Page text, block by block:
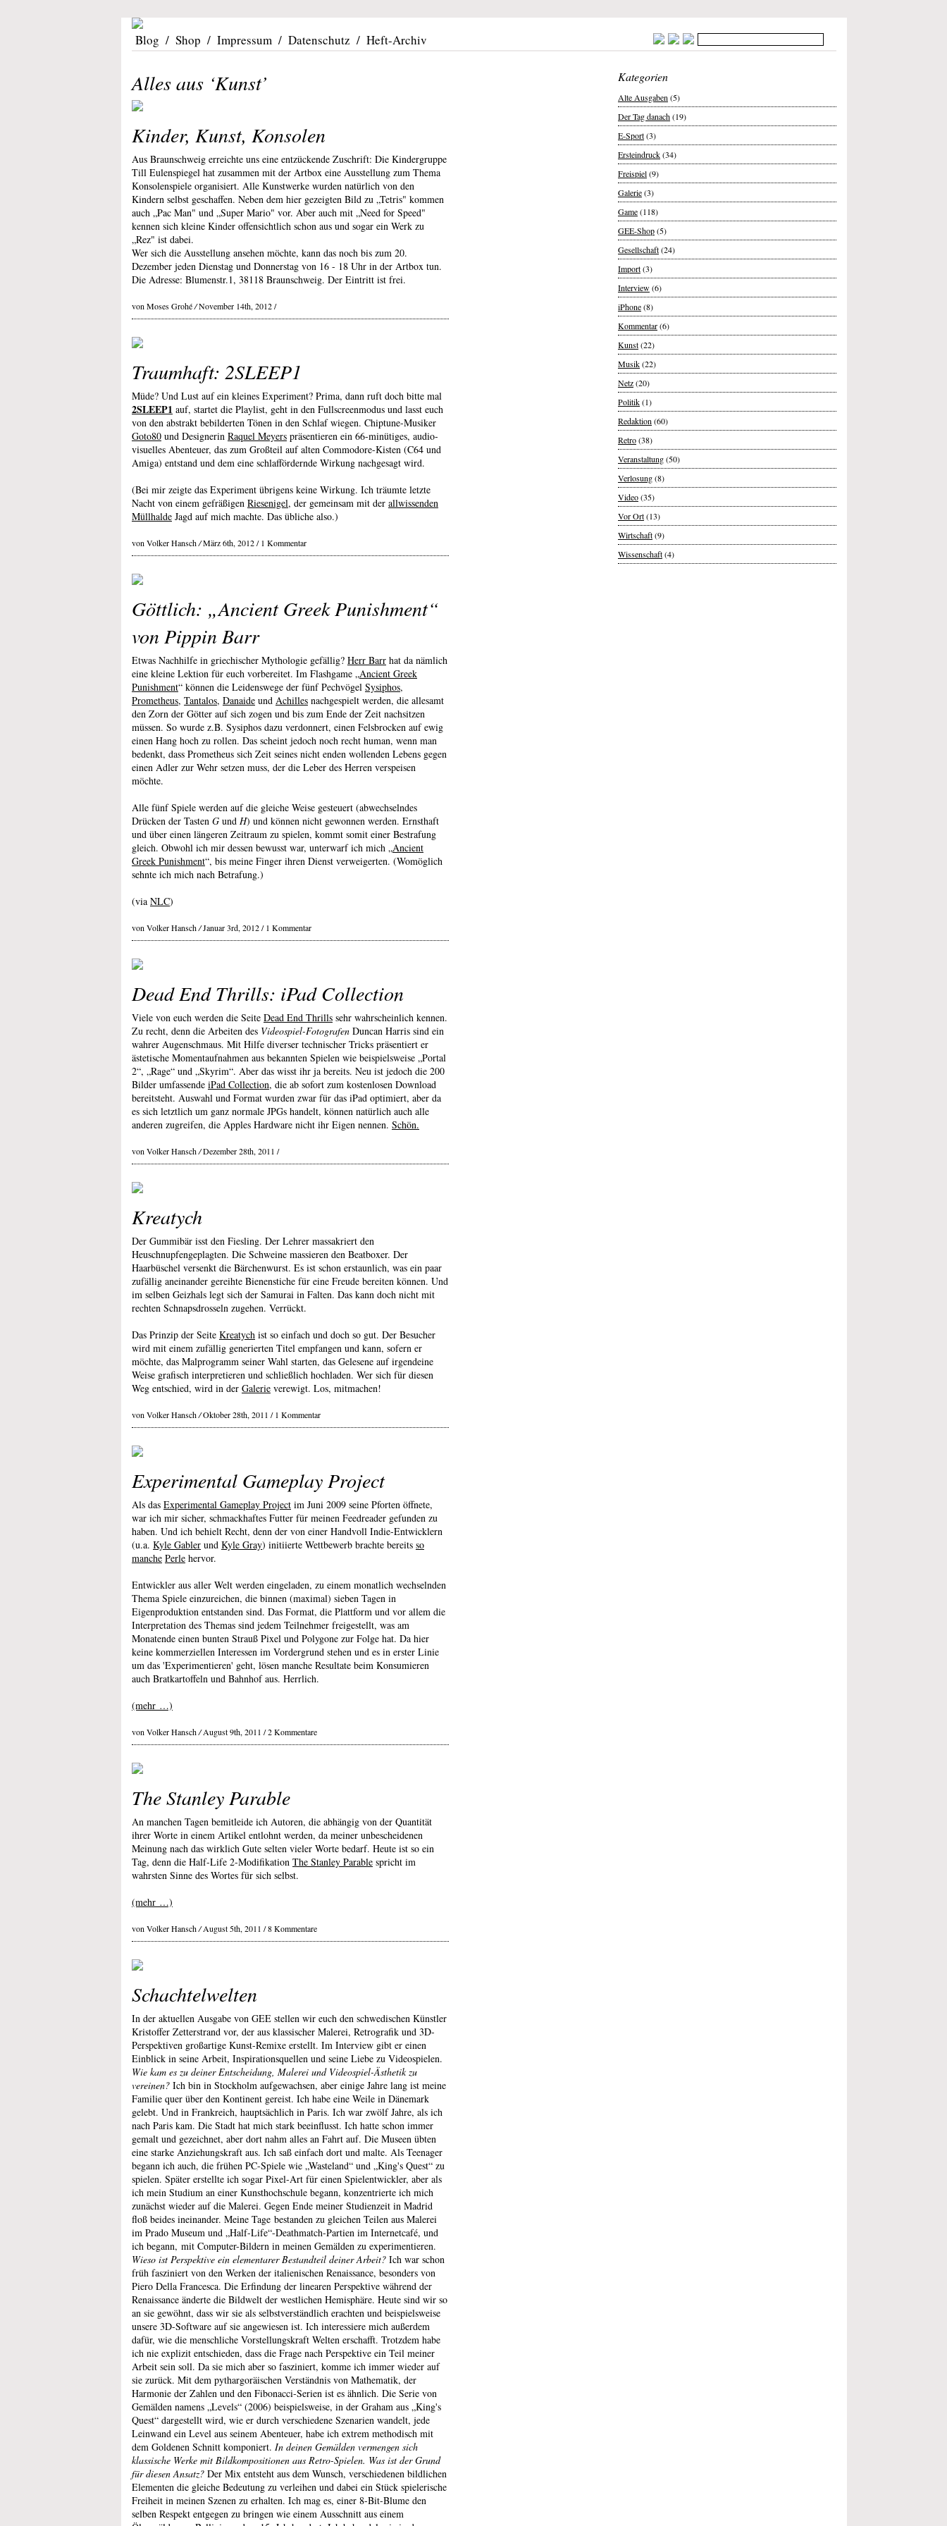
Blog / Shop / Impressum / Datenschutz / Heft-Archiv
Kategorien
Alte Ausgaben (5)
Der Tag danach(19)
E-Sport(3)
Ersteindruck(34)
Freispiel(9)
Galerie(3)
Game(118)
GEE-Shop(5)
Gesellschaft(24)
Import(3)
Interview(6)
iPhone(8)
Kommentar(6)
Kunst(22)
Musik(22)
Netz(20)
Politik(1)
Redaktion (60)
Retro(38)
Veranstaltung(50)
Verlosung(8)
Video(35)
Vor Ort(13)
Wirtschaft(9)
Wissenschaft(4)
Alles aus ‘Kunst’
Kinder, Kunst, Konsolen
Aus Braunschweig erreichte uns eine entzückende Zuschrift: Die Kindergruppe
Till Eulenspiegel hat zusammen mit der Artbox eine Ausstellung zum Thema
Konsolenspiele organisiert. Alle Kunstwerke wurden natürlich von den
Kindern selbst geschaffen. Neben dem hier gezeigten Bild zu „Tetris" kommen
auch „Pac Man" und „Super Mario" vor. Aber auch mit „Need for Speed"
kennen sich kleine Kinder offensichtlich schon aus und sogar ein Werk zu
„Rez" ist dabei.
Wer sich die Ausstellung ansehen möchte, kann das noch bis zum 20.
Dezember jeden Dienstag und Donnerstag von 16 - 18 Uhr in der Artbox tun.
Die Adresse: Blumenstr.1, 38118 Braunschweig. Der Eintritt ist frei.
von Moses Grohé/November 14th, 2012 /
Traumhaft: 2SLEEP1
Müde? Und Lust auf ein kleines Experiment? Prima, dann ruft doch bitte mal
2SLEEP1 auf, startet die Playlist, geht in den Fullscreenmodus und lasst euch
von den abstrakt bebilderten Tönen in den Schlaf wiegen. Chiptune-Musiker
Goto80 und Designerin Raquel Meyers präsentieren ein 66-minütiges, audio-
visuelles Abenteuer, das zum Großteil auf alten Commodore-Kisten (C64 und
Amiga) entstand und dem eine schlaffördernde Wirkung nachgesagt wird.
(Bei mir zeigte das Experiment übrigens keine Wirkung. Ich träumte letzte
Nacht von einem gefräßigen Riesenigel, der gemeinsam mit der allwissenden
Müllhalde Jagd auf mich machte. Das übliche also.)
von Volker Hansch/März 6th, 2012 / 1 Kommentar
Göttlich: „Ancient Greek Punishment“
von Pippin Barr
Etwas Nachhilfe in griechischer Mythologie gefällig? Herr Barr hat da nämlich
eine kleine Lektion für euch vorbereitet. Im Flashgame „Ancient Greek
Punishment“ können die Leidenswege der fünf Pechvögel Sysiphos,
Prometheus, Tantalos, Danaide und Achilles nachgespielt werden, die allesamt
den Zorn der Götter auf sich zogen und bis zum Ende der Zeit nachsitzen
müssen. So wurde z.B. Sysiphos dazu verdonnert, einen Felsbrocken auf ewig
einen Hang hoch zu rollen. Das scheint jedoch noch recht human, wenn man
bedenkt, dass Prometheus sich Zeit seines nicht enden wollenden Lebens gegen
einen Adler zur Wehr setzen muss, der die Leber des Herren verspeisen
möchte.
Alle fünf Spiele werden auf die gleiche Weise gesteuert (abwechselndes
Drücken der Tasten G und H) und können nicht gewonnen werden. Ernsthaft
und über einen längeren Zeitraum zu spielen, kommt somit einer Bestrafung
gleich. Obwohl ich mir dessen bewusst war, unterwarf ich mich „Ancient
Greek Punishment“, bis meine Finger ihren Dienst verweigerten. (Womöglich
sehnte ich mich nach Betrafung.)
(via NLC)
von Volker Hansch/Januar 3rd, 2012 / 1 Kommentar
Dead End Thrills: iPad Collection
Viele von euch werden die Seite Dead End Thrills sehr wahrscheinlich kennen.
Zu recht, denn die Arbeiten des Videospiel-Fotografen Duncan Harris sind ein
wahrer Augenschmaus. Mit Hilfe diverser technischer Tricks präsentiert er
ästetische Momentaufnahmen aus bekannten Spielen wie beispielsweise „Portal
2“, „Rage“ und „Skyrim“. Aber das wisst ihr ja bereits. Neu ist jedoch die 200
Bilder umfassende iPad Collection, die ab sofort zum kostenlosen Download
bereitsteht. Auswahl und Format wurden zwar für das iPad optimiert, aber da
es sich letztlich um ganz normale JPGs handelt, können natürlich auch alle
anderen zugreifen, die Apples Hardware nicht ihr Eigen nennen. Schön.
von Volker Hansch/Dezember 28th, 2011 /
Kreatych
Der Gummibär isst den Fiesling. Der Lehrer massakriert den
Heuschnupfengeplagten. Die Schweine massieren den Beatboxer. Der
Haarbüschel versenkt die Bärchenwurst. Es ist schon erstaunlich, was ein paar
zufällig aneinander gereihte Bienenstiche für eine Freude bereiten können. Und
im selben Geizhals legt sich der Samurai in Falten. Das kann doch nicht mit
rechten Schnapsdrosseln zugehen. Verrückt.
Das Prinzip der Seite Kreatych ist so einfach und doch so gut. Der Besucher
wird mit einem zufällig generierten Titel empfangen und kann, sofern er
möchte, das Malprogramm seiner Wahl starten, das Gelesene auf irgendeine
Weise grafisch interpretieren und schließlich hochladen. Wer sich für diesen
Weg entschied, wird in der Galerie verewigt. Los, mitmachen!
von Volker Hansch/Oktober 28th, 2011 / 1 Kommentar
Experimental Gameplay Project
Als das Experimental Gameplay Project im Juni 2009 seine Pforten öffnete,
war ich mir sicher, schmackhaftes Futter für meinen Feedreader gefunden zu
haben. Und ich behielt Recht, denn der von einer Handvoll Indie-Entwicklern
(u.a. Kyle Gabler und Kyle Gray) initiierte Wettbewerb brachte bereits so
manche Perle hervor.
Entwickler aus aller Welt werden eingeladen, zu einem monatlich wechselnden
Thema Spiele einzureichen, die binnen (maximal) sieben Tagen in
Eigenproduktion entstanden sind. Das Format, die Plattform und vor allem die
Interpretation des Themas sind jedem Teilnehmer freigestellt, was am
Monatende einen bunten Strauß Pixel und Polygone zur Folge hat. Da hier
keine kommerziellen Interessen im Vordergrund stehen und es in erster Linie
um das 'Experimentieren' geht, lösen manche Resultate beim Konsumieren
auch Bratkartoffeln und Bahnhof aus. Herrlich.
(mehr …)
von Volker Hansch/August 9th, 2011 /2 Kommentare
The Stanley Parable
An manchen Tagen bemitleide ich Autoren, die abhängig von der Quantität
ihrer Worte in einem Artikel entlohnt werden, da meiner unbescheidenen
Meinung nach das wirklich Gute selten vieler Worte bedarf. Heute ist so ein
Tag, denn die Half-Life 2-Modifikation The Stanley Parable spricht im
wahrsten Sinne des Wortes für sich selbst.
(mehr …)
von Volker Hansch/August 5th, 2011 /8 Kommentare
Schachtelwelten
In der aktuellen Ausgabe von GEE stellen wir euch den schwedischen Künstler
Kristoffer Zetterstrand vor, der aus klassischer Malerei, Retrografik und 3D-
Perspektiven großartige Kunst-Remixe erstellt. Im Interview gibt er einen
Einblick in seine Arbeit, Inspirationsquellen und seine Liebe zu Videospielen.
Wie kam es zu deiner Entscheidung, Malerei und Videospiel-Ästhetik zu
vereinen? Ich bin in Stockholm aufgewachsen, aber einige Jahre lang ist meine
Familie quer über den Kontinent gereist. Ich habe eine Weile in Dänemark
gelebt. Und in Frankreich, hauptsächlich in Paris. Ich war zwölf Jahre, als ich
nach Paris kam. Die Stadt hat mich stark beeinflusst. Ich hatte schon immer
gemalt und gezeichnet, aber dort nahm alles an Fahrt auf. Die Museen übten
eine starke Anziehungskraft aus. Ich saß einfach dort und malte. Als Teenager
begann ich auch, die frühen PC-Spiele wie „Wasteland“ und „King's Quest“ zu
spielen. Später erstellte ich sogar Pixel-Art für einen Spielentwickler, aber als
ich mein Studium an einer Kunsthochschule begann, konzentrierte ich mich
zunächst wieder auf die Malerei. Gegen Ende meiner Studienzeit in Madrid
floß beides ineinander. Meine Tage bestanden zu gleichen Teilen aus Malerei
im Prado Museum und „Half-Life“-Deathmatch-Partien im Internetcafé, und
ich begann, mit Computer-Bildern in meinen Gemälden zu experimentieren.
Wieso ist Perspektive ein elementarer Bestandteil deiner Arbeit? Ich war schon
früh fasziniert von den Werken der italienischen Renaissance, besonders von
Piero Della Francesca. Die Erfindung der linearen Perspektive während der
Renaissance änderte die Bildwelt der westlichen Hemisphäre. Heute sind wir so
an sie gewöhnt, dass wir sie als selbstverständlich erachten und beispielsweise
unsere 3D-Software auf sie angewiesen ist. Ich interessiere mich außerdem
dafür, wie die menschliche Vorstellungskraft Welten erschafft. Trotzdem habe
ich nie explizit entschieden, dass die Frage nach Perspektive ein Teil meiner
Arbeit sein soll. Da sie mich aber so fasziniert, komme ich immer wieder auf
sie zurück. Mit dem pythargoräischen Verständnis von Mathematik, der
Harmonie der Zahlen und den Fibonacci-Serien ist es ähnlich. Die Serie von
Gemälden namens „Levels“ (2006) beispielsweise, in der Graham aus „King's
Quest“ dargestellt wird, wie er durch verschiedene Szenarien wandelt, jede
Leinwand ein Level aus seinem Abenteuer, habe ich extrem methodisch mit
dem Goldenen Schnitt komponiert. In deinen Gemälden vermengen sich
klassische Werke mit Bildkompositionen aus Retro-Spielen. Was ist der Grund
für diesen Ansatz? Der Mix entsteht aus dem Wunsch, verschiedenen bildlichen
Elementen die gleiche Bedeutung zu verleihen und dabei ein Stück spielerische
Freiheit in meinen Szenen zu erhalten. Ich mag es, einer 8-Bit-Blume den
selben Respekt entgegen zu bringen wie einem Ausschnitt aus einem